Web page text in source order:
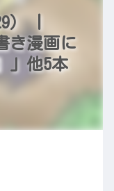
） |
き漫画に
」他5本